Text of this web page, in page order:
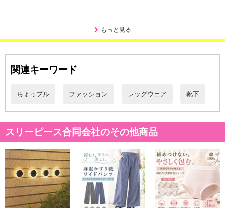
もっと見る
関連キーワード
ちょっプル ファッション レッグウェア 靴下
スリーピース合同会社のその他商品